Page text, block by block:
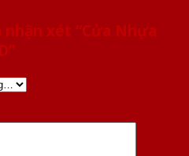
xét “Cửa Nhựa